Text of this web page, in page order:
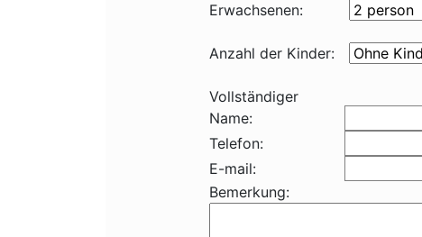
Erwachsenen:
Anzahl der Kinder:
Vollständiger
Name:
Telefon:
E-mail:
Bemerkung: